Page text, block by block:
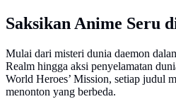
Saksikan Anime Seru
Mulai dari misteri dunia daemon
Realm hingga aksi penyelamatan
World Heroes’ Mission, setiap judul
menonton yang berbeda.